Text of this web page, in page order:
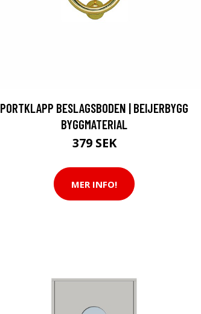
PORTKLAPP BESLAGSBODEN | BEIJERBYGG
BYGGMATERIAL
379 SEK
MER INFO!